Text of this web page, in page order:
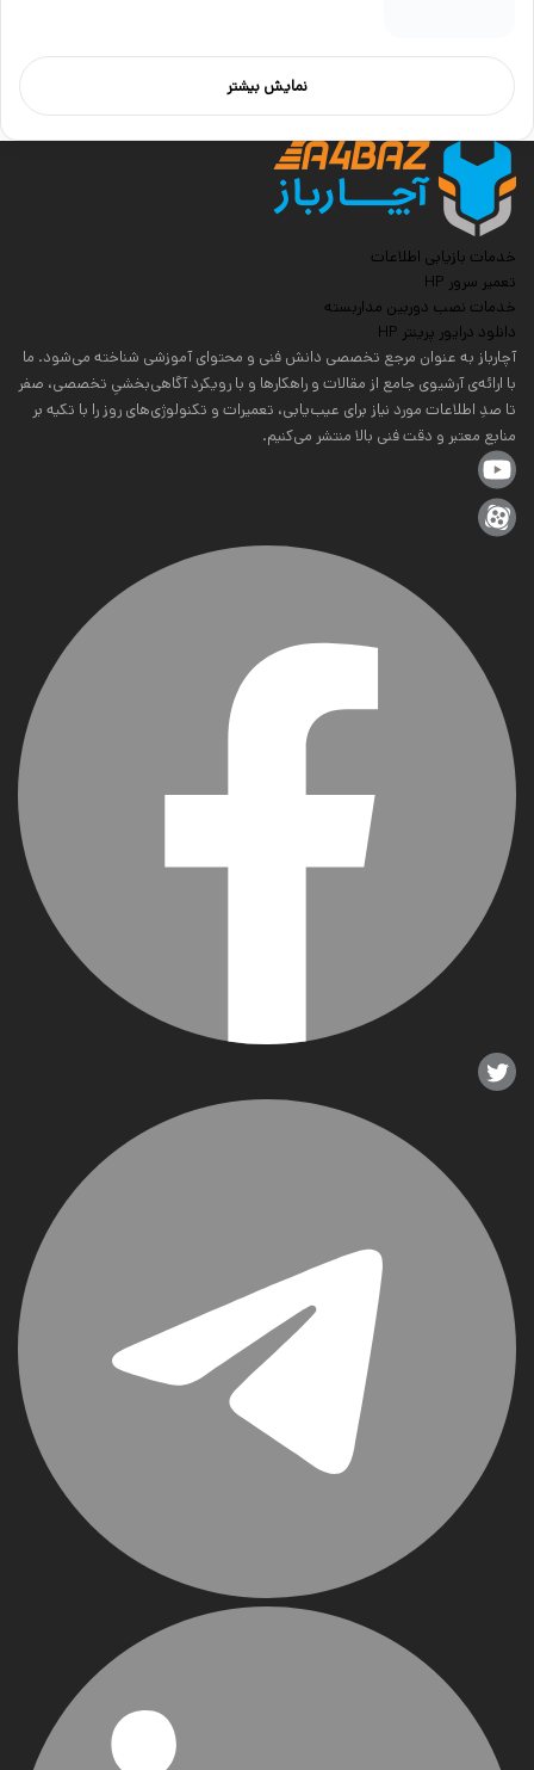
نمایش بیشتر
خدمات بازیابی اطلاعات
تعمیر سرور HP
خدمات نصب دوربین مداربسته
دانلود درایور پرینتر HP
آچارباز به عنوان مرجع تخصصی دانش فنی و محتوای آموزشی شناخته می‌شود. ما
با ارائه‌ی آرشیوی جامع از مقالات و راهکارها و با رویکرد آگاهی‌بخشیِ تخصصی، صفر
تا صدِ اطلاعات مورد نیاز برای عیب‌یابی، تعمیرات و تکنولوژی‌های روز را با تکیه بر
منابع معتبر و دقت فنی بالا منتشر می‌کنیم.